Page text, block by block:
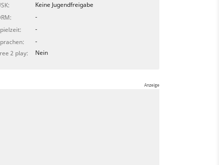
Keine Jugendfreigabe
-
-
-
2 play:
Nein